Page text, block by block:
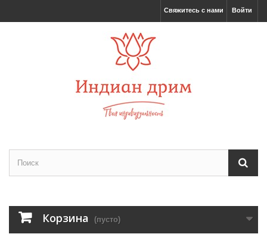
Войти
Свяжитесь с нами
Корзина (пусто)